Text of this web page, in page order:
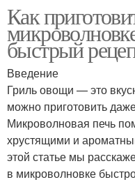
Как
быстрый
Введение
Гриль овощи — это
можно приготовить
Микроволновая печь
хрустящими и
этой статье мы
в микроволновке